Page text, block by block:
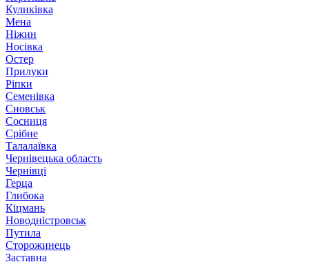
Куликівка
Мена
Ніжин
Носівка
Остер
Прилуки
Ріпки
Семенівка
Сновськ
Сосниця
Срібне
Талалаївка
Чернівецька область
Чернівці
Герца
Глибока
Кіцмань
Новодністровськ
Путила
Сторожинець
Заставна